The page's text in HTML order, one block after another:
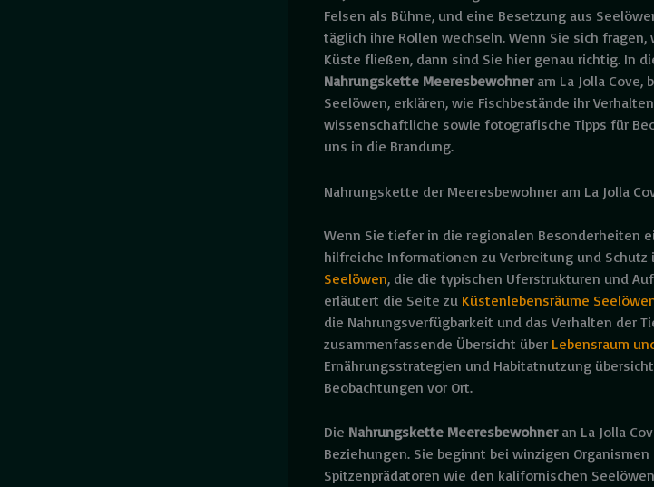
Felsen als Bühne, und eine Besetzung aus
täglich ihre Rollen wechseln. Wenn Sie sich
Küste fließen, dann sind Sie hier genau richtig. In
Nahrungskette Meeresbewohneram La Jolla Cove,
Seelöwen, erklären, wie Fischbestände ihr
wissenschaftliche sowie fotografische Tipps für
uns in die Brandung.
Nahrungskette der Meeresbewohner am La Jolla
Wenn Sie tiefer in die regionalen Besonderheiten
hilfreiche Informationen zu Verbreitung und Schutz
Seelöwen, die die typischen Uferstrukturen und
erläutert die Seite zu Küstenlebensräume
die Nahrungsverfügbarkeit und das Verhalten der
zusammenfassende Übersicht über Lebensraum
Ernährungsstrategien und Habitatnutzung
Beobachtungen vor Ort.
Die Nahrungskette Meeresbewohneran La Jolla
Beziehungen. Sie beginnt bei winzigen
Spitzenprädatoren wie den kalifornischen